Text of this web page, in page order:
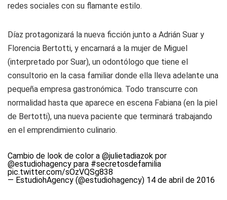
redes sociales con su flamante estilo.
Díaz protagonizará la nueva ficción junto a Adrián Suar y
Florencia Bertotti, y encarnará a la mujer de Miguel
(interpretado por Suar), un odontólogo que tiene el
consultorio en la casa familiar donde ella lleva adelante una
pequeña empresa gastronómica. Todo transcurre con
normalidad hasta que aparece en escena Fabiana (en la piel
de Bertotti), una nueva paciente que terminará trabajando
en el emprendimiento culinario.
Cambio de look de color a @julietadiazok por
@estudiohagency para #secretosdefamilia
pic.twitter.com/sOzVQSg838
— EstudiohAgency (@estudiohagency) 14 de abril de 2016